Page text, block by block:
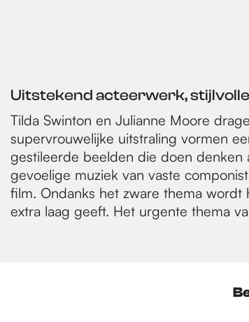
Uitstekend acteerwerk,
Tilda Swinton en Julianne Moore
supervrouwelijke uitstraling vormen
gestileerde beelden die doen denken
gevoelige muziek van vaste
film. Ondanks het zware thema
extra laag geeft. Het urgente thema